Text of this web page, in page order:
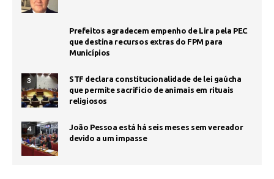
Prefeitos agradecem empenho de Lira pela PEC
que destina recursos extras do FPM para
Municípios
3
STF declara constitucionalidade de lei gaúcha
que permite sacrifício de animais em rituais
religiosos
4
João Pessoa está há seis meses sem vereador
devido a um impasse